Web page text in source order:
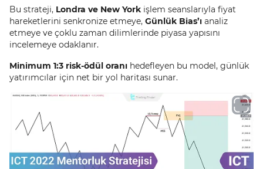
Bu strateji, Londra ve New York işlem seanslarıyla fiyat
hareketlerini senkronize etmeye, Günlük Bias’ı analiz
etmeye ve çoklu zaman dilimlerinde piyasa yapısını
incelemeye odaklanır.
Minimum 1:3 risk-ödül oranı hedefleyen bu model, günlük
yatırımcılar için net bir yol haritası sunar.